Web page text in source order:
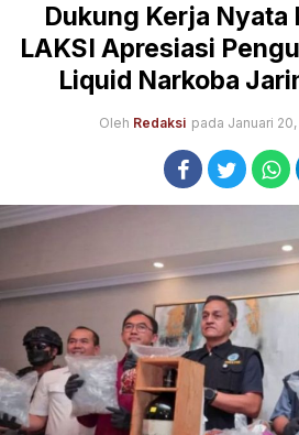
Dukung Kerja Nyata
LAKSI Apresiasi
Liquid Narkoba
Oleh Redaksi pada Januari